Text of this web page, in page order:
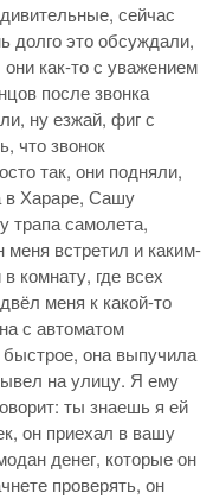
сейчас
долго это обсуждали,
как-то с уважением
после звонка
ну езжай, фиг с
что звонок
так, они подняли,
в Хараре, Сашу
трапа самолета,
встретил и каким-
комнату, где всех
меня к какой-то
с автоматом
быстрое, она выпучила
на улицу. Я ему
ты знаешь я ей
он приехал в вашу
денег, которые он
проверять, он